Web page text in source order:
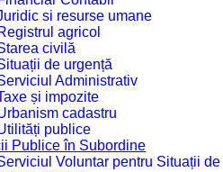
si resurse umane
agricol
civilă
de urgență
Administrativ
și impozite
cadastru
publice
Publice în Subordine
Voluntar pentru Situații